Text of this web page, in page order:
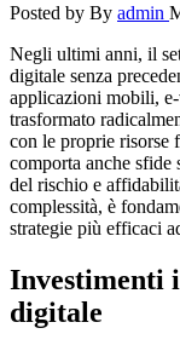
Posted by By admin
Negli ultimi anni, il
digitale senza
applicazioni mobili,
trasformato
con le proprie risorse
comporta anche
del rischio e
complessità, è
strategie più efficaci
Investimenti
digitale